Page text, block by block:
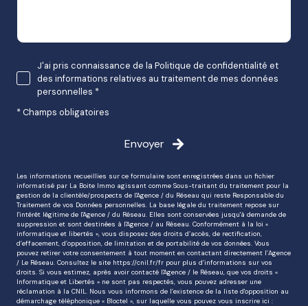
J'ai pris connaissance de la Politique de confidentialité et
des informations relatives au traitement de mes données
personnelles *
* Champs obligatoires
Envoyer
Les informations recueillies sur ce formulaire sont enregistrées dans un fichier
informatisé par La Boite Immo agissant comme Sous-traitant du traitement pour la
gestion de la clientèle/prospects de l'Agence / du Réseau qui reste Responsable du
Traitement de vos Données personnelles. La base légale du traitement repose sur
l'intérêt légitime de l'Agence / du Réseau. Elles sont conservées jusqu'à demande de
suppression et sont destinées à l'Agence / au Réseau. Conformément à la loi «
informatique et libertés », vous disposez des droits d’accès, de rectification,
d’effacement, d’opposition, de limitation et de portabilité de vos données. Vous
pouvez retirer votre consentement à tout moment en contactant directement l’Agence
/ Le Réseau. Consultez le site https://cnil.fr/fr pour plus d’informations sur vos
droits. Si vous estimez, après avoir contacté l'Agence / le Réseau, que vos droits «
Informatique et Libertés » ne sont pas respectés, vous pouvez adresser une
réclamation à la CNIL. Nous vous informons de l’existence de la liste d'opposition au
démarchage téléphonique « Bloctel », sur laquelle vous pouvez vous inscrire ici :